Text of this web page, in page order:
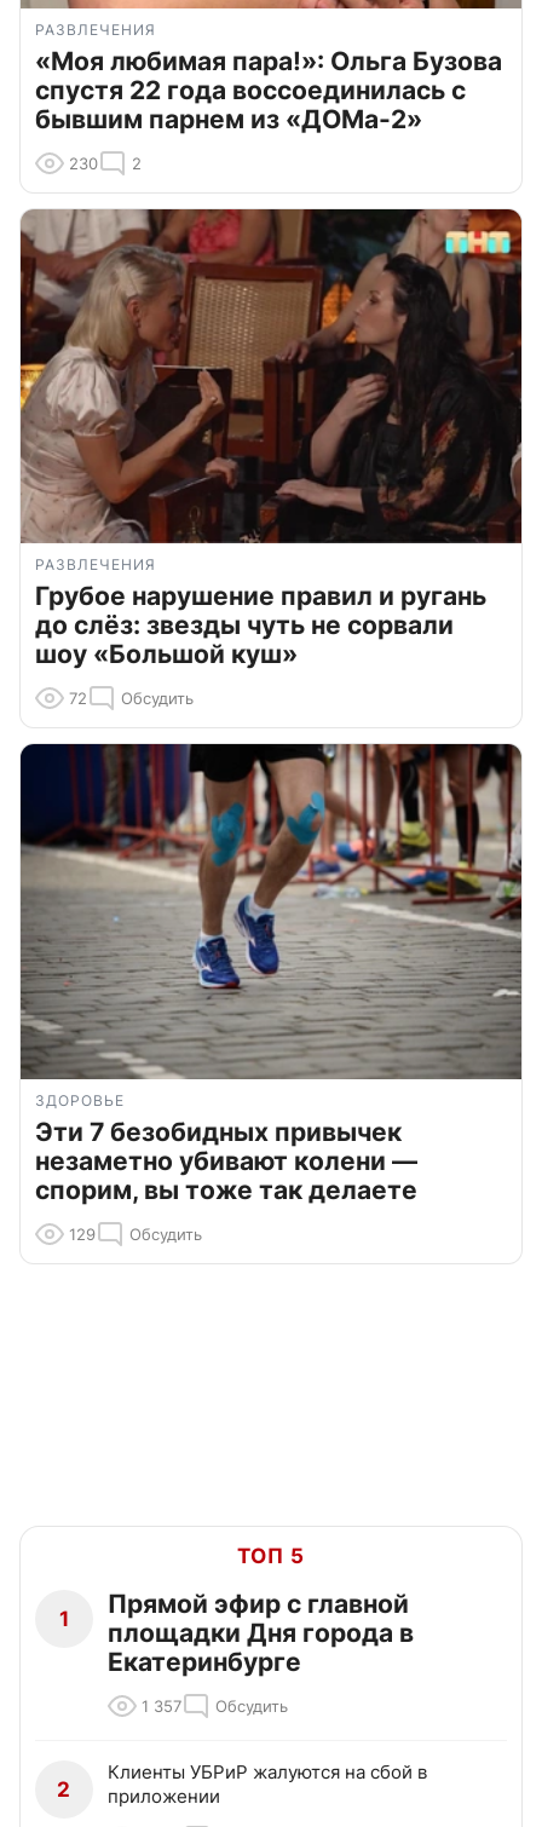
РАЗВЛЕЧЕНИЯ
«Моя любимая пара!»: Ольга Бузова
спустя 22 года воссоединилась с
бывшим парнем из «ДОМа-2»
230 2
РАЗВЛЕЧЕНИЯ
Грубое нарушение правил и ругань
до слёз: звезды чуть не сорвали
шоу «Большой куш»
72 Обсудить
ЗДОРОВЬЕ
Эти 7 безобидных привычек
незаметно убивают колени —
спорим, вы тоже так делаете
129 Обсудить
ТОП 5
1
Прямой эфир с главной
площадки Дня города в
Екатеринбурге
1 357 Обсудить
2
Клиенты УБРиР жалуются на сбой в
приложении